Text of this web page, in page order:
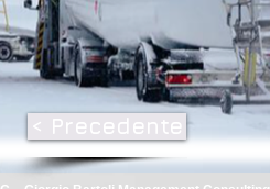
< Precedente